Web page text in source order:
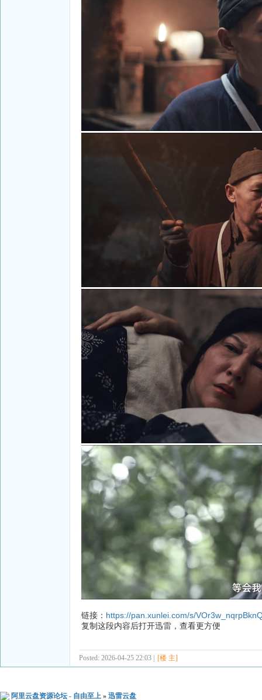
链接： https://pan.xunlei.com/s/
复制这段内容后打开迅雷，查看更方便
Posted: 2026-04-25 22:03 | [楼 主]
阿里云盘资源论坛 - 自由至上 » 迅雷云盘